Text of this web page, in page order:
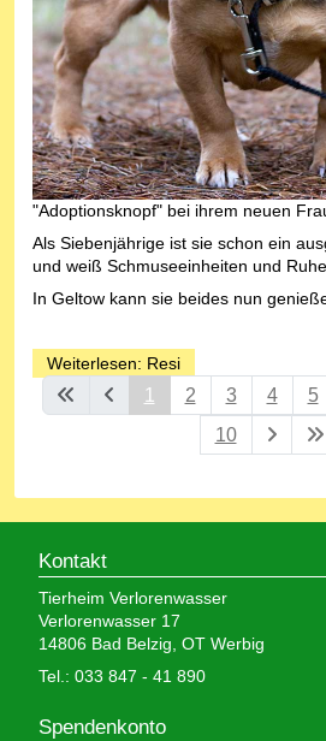
"Adoptionsknopf" bei ihrem neuen
Als Siebenjährige ist sie schon ein
und weiß Schmuseeinheiten und
In Geltow kann sie beides nun
Weiterlesen: Resi
1 2 3 4 5
10
Kontakt
Tierheim Verlorenwasser
Verlorenwasser 17
14806 Bad Belzig, OT Werbig
Tel.: 033 847 - 41 890
Spendenkonto